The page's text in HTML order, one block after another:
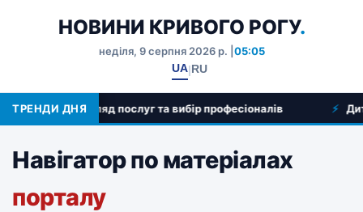
НОВИНИ КРИВОГО РОГУ.
неділя, 9 серпня 2026 р. | 05:05
UA|RU
ТРЕНДИ ДНЯ
Рогу: огляд послуг та вибір професіоналів
Навігатор по матеріалах
порталу
Інформаційна карта публікацій та
Для зручності внутрішньої навігації всі